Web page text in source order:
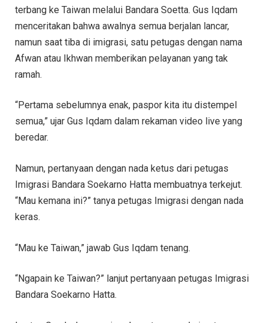
terbang ke Taiwan melalui Bandara Soetta. Gus Iqdam
menceritakan bahwa awalnya semua berjalan lancar,
namun saat tiba di imigrasi, satu petugas dengan nama
Afwan atau Ikhwan memberikan pelayanan yang tak
ramah.
“Pertama sebelumnya enak, paspor kita itu distempel
semua,” ujar Gus Iqdam dalam rekaman video live yang
beredar.
Namun, pertanyaan dengan nada ketus dari petugas
Imigrasi Bandara Soekarno Hatta membuatnya terkejut.
“Mau kemana ini?” tanya petugas Imigrasi dengan nada
keras.
“Mau ke Taiwan,” jawab Gus Iqdam tenang.
“Ngapain ke Taiwan?” lanjut pertanyaan petugas Imigrasi
Bandara Soekarno Hatta.